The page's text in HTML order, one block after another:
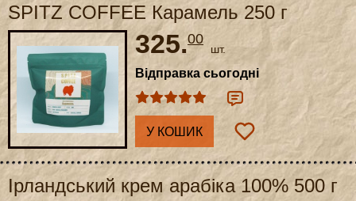
SPITZ COFFEE Карамель 250 г
325.00
шт.
Відправка сьогодні
У КОШИК
Ірландський крем арабіка 100% 500 г